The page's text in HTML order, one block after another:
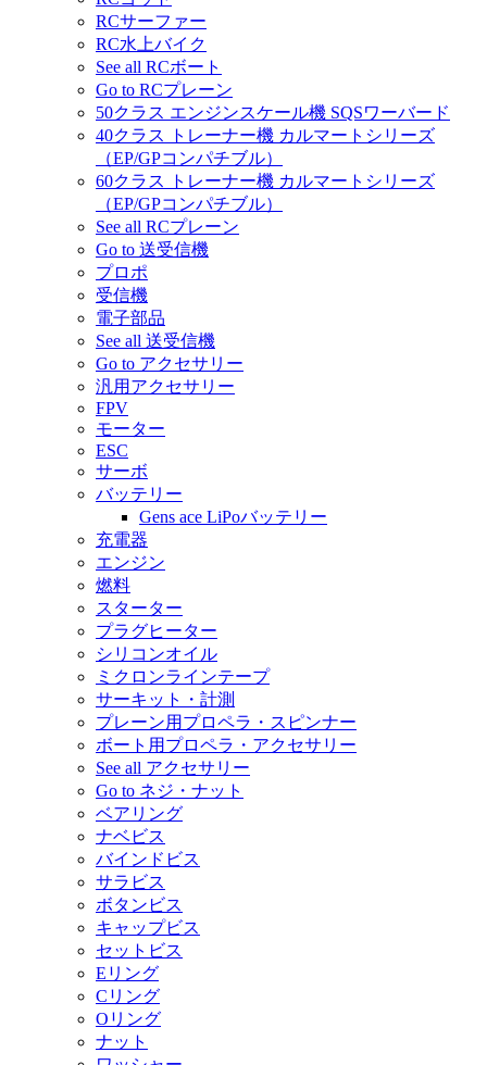
RCサーファー
RC水上バイク
See all RCボート
Go to RCプレーン
50クラス エンジンスケール機 SQSワーバード
40クラス トレーナー機 カルマートシリーズ
（EP/GPコンパチブル）
60クラス トレーナー機 カルマートシリーズ
（EP/GPコンパチブル）
See all RCプレーン
Go to 送受信機
プロポ
受信機
電子部品
See all 送受信機
Go to アクセサリー
汎用アクセサリー
FPV
モーター
ESC
サーボ
バッテリー
Gens ace LiPoバッテリー
充電器
エンジン
燃料
スターター
プラグヒーター
シリコンオイル
ミクロンラインテープ
サーキット・計測
プレーン用プロペラ・スピンナー
ボート用プロペラ・アクセサリー
See all アクセサリー
Go to ネジ・ナット
ベアリング
ナベビス
バインドビス
サラビス
ボタンビス
キャップビス
セットビス
Eリング
Cリング
Oリング
ナット